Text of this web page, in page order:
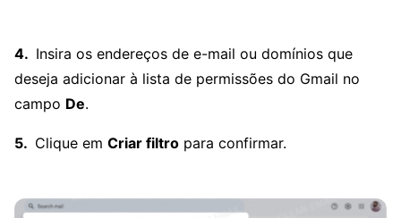
Insira os endereços de e-mail ou domínios que
deseja adicionar à lista de permissões do Gmail no
campo De.
Clique em Criar filtro para confirmar.